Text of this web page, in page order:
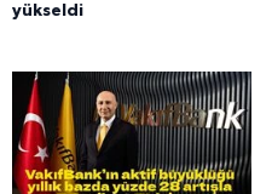
yükseldi